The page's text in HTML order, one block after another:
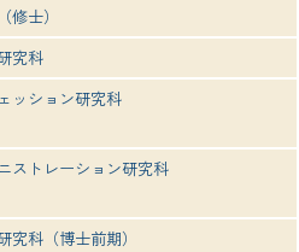
修士）
究科
ッション研究科
ストレーション研究科
究科（博士前期）